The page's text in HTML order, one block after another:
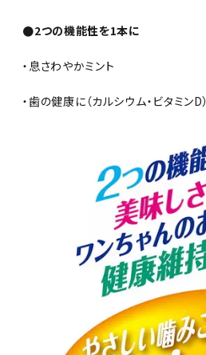
●2つの機能性を1本に
・息さわやかミント
・歯の健康に（カルシウム・ビタミンD）